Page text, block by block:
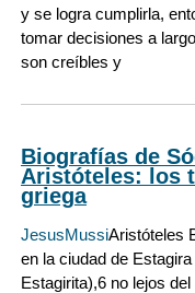
y se logra cumplirla,
tomar decisiones a
son creíbles y
Biografías de
Aristóteles: los
griega
JesusMussiAristóteles
en la ciudad de
Estagirita),6 no lejos